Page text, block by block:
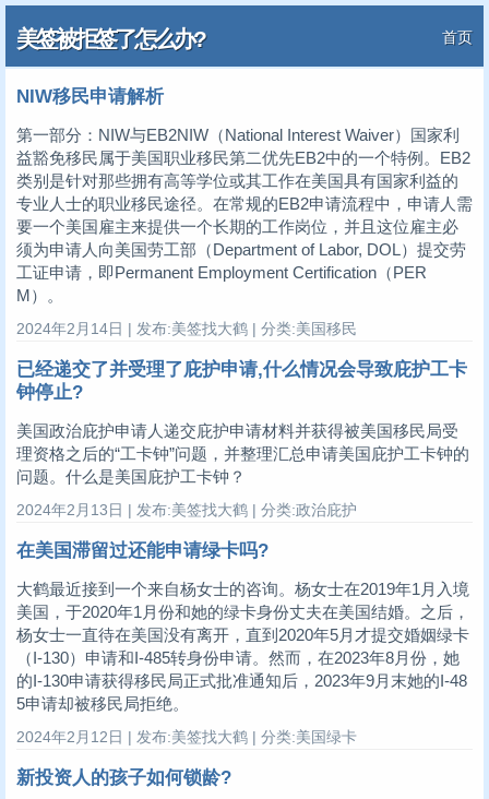
美签被拒签了怎么办? 首页
NIW移民申请解析
第一部分：NIW与EB2NIW（National Interest Waiver）国家利
益豁免移民属于美国职业移民第二优先EB2中的一个特例。EB2
类别是针对那些拥有高等学位或其工作在美国具有国家利益的
专业人士的职业移民途径。在常规的EB2申请流程中，申请人需
要一个美国雇主来提供一个长期的工作岗位，并且这位雇主必
须为申请人向美国劳工部（Department of Labor, DOL）提交劳
工证申请，即Permanent Employment Certification（PER
M）。
2024年2月14日 | 发布:美签找大鹤 | 分类:美国移民
已经递交了并受理了庇护申请,什么情况会导致庇护工卡
钟停止?
美国政治庇护申请人递交庇护申请材料并获得被美国移民局受
理资格之后的“工卡钟”问题，并整理汇总申请美国庇护工卡钟的
问题。什么是美国庇护工卡钟？
2024年2月13日 | 发布:美签找大鹤 | 分类:政治庇护
在美国滞留过还能申请绿卡吗?
大鹤最近接到一个来自杨女士的咨询。杨女士在2019年1月入境
美国，于2020年1月份和她的绿卡身份丈夫在美国结婚。之后，
杨女士一直待在美国没有离开，直到2020年5月才提交婚姻绿卡
（I-130）申请和I-485转身份申请。然而，在2023年8月份，她
的I-130申请获得移民局正式批准通知后，2023年9月末她的I-48
5申请却被移民局拒绝。
2024年2月12日 | 发布:美签找大鹤 | 分类:美国绿卡
新投资人的孩子如何锁龄?